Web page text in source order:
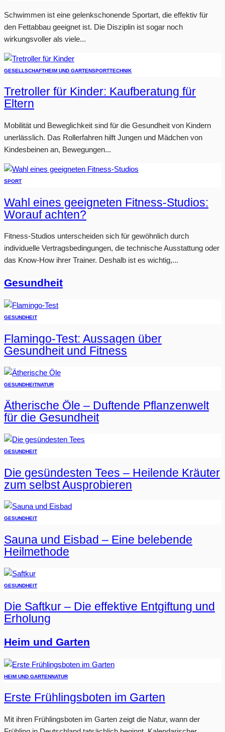
Schwimmen ist eine gelenkschonende Sportart, die effektiv für
den Fettabbau geeignet ist. Die Disziplin ist sogar noch
wirkungsvoller als viele...
GESELLSCHAFTHEIM UND GARTENSPORTTECHNIK
Tretroller für Kinder: Kaufberatung für
Eltern
Mobilität und Beweglichkeit sind für die Gesundheit von Kindern
unerlässlich. Das Rollerfahren hilft Jungen und Mädchen von
Kindesbeinen an, Bewegungen...
SPORT
Wahl eines geeigneten Fitness-Studios:
Worauf achten?
Fitness-Studios unterscheiden sich für gewöhnlich durch
individuelle Vertragsbedingungen, die technische Ausstattung oder
das Know-How ihrer Trainer. Deshalb ist es wichtig,...
Gesundheit
GESUNDHEIT
Flamingo-Test: Aussagen über
Gesundheit und Fitness
GESUNDHEITNATUR
Ätherische Öle – Duftende Pflanzenwelt
für die Gesundheit
GESUNDHEIT
Die gesündesten Tees – Heilende Kräuter
zum selbst Ausprobieren
GESUNDHEIT
Sauna und Eisbad – Eine belebende
Heilmethode
GESUNDHEIT
Die Saftkur – Die effektive Entgiftung und
Erholung
Heim und Garten
HEIM UND GARTENNATUR
Erste Frühlingsboten im Garten
Mit ihren Frühlingsboten im Garten zeigt die Natur, wann der